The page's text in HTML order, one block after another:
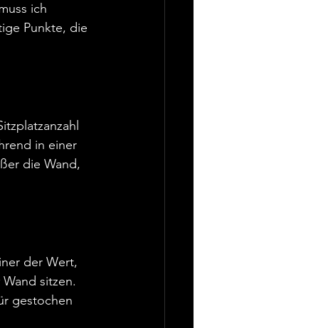
ich
Punkte, die
in einer
die Wand,
der Wert,
sitzen.
gestochen